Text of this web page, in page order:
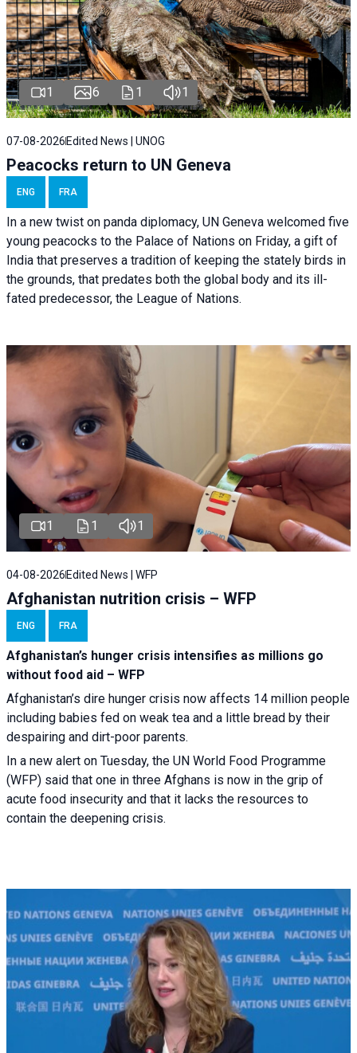
1 6 1 1
07-08-2026 Edited News | UNOG
Peacocks return to UN Geneva
ENG FRA
In a new twist on panda diplomacy, UN Geneva welcomed five
young peacocks to the Palace of Nations on Friday, a gift of
India that preserves a tradition of keeping the stately birds in
the grounds, that predates both the global body and its ill-
fated predecessor, the League of Nations.
1 1 1
04-08-2026 Edited News | WFP
Afghanistan nutrition crisis – WFP
ENG FRA
Afghanistan’s hunger crisis intensifies as millions go
without food aid – WFP
Afghanistan’s dire hunger crisis now affects 14 million people
including babies fed on weak tea and a little bread by their
despairing and dirt-poor parents.
In a new alert on Tuesday, the UN World Food Programme
(WFP) said that one in three Afghans is now in the grip of
acute food insecurity and that it lacks the resources to
contain the deepening crisis.